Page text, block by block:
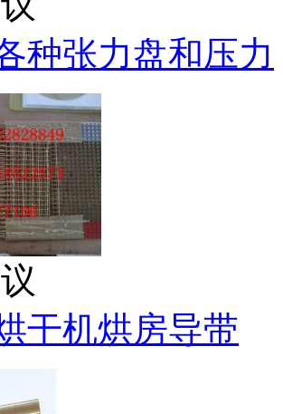
种张力盘和压力
干机烘房导带